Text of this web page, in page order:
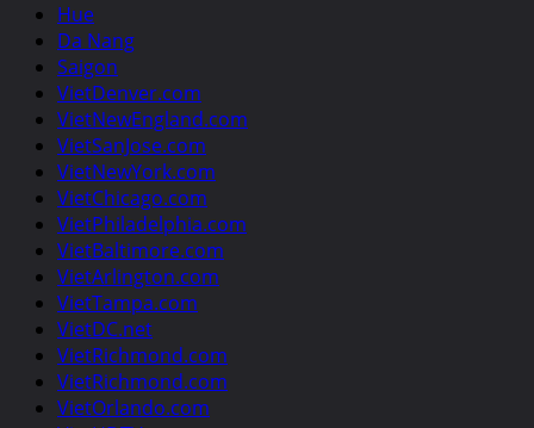
Hue
Da Nang
Saigon
VietDenver.com
VietNewEngland.com
VietSanJose.com
VietNewYork.com
VietChicago.com
VietPhiladelphia.com
VietBaltimore.com
VietArlington.com
VietTampa.com
VietDC.net
VietRichmond.com
VietRichmond.com
VietOrlando.com